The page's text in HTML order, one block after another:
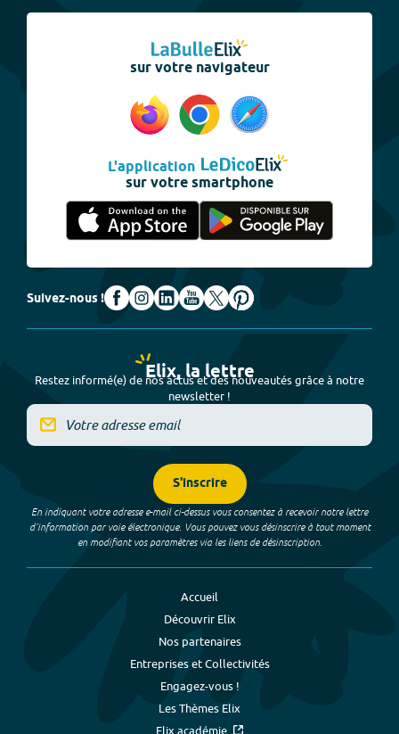
sur votre navigateur
L'application
sur votre smartphone
Suivez-nous !
Elix, la lettre
Restez informé(e) de nos actus et des nouveautés grâce à notre
newsletter !
S'inscrire
En indiquant votre adresse e-mail ci-dessus vous consentez à recevoir notre lettre
d’information par voie électronique. Vous pouvez vous désinscrire à tout moment
en modifiant vos paramètres via les liens de désinscription.
Accueil
Découvrir Elix
Nos partenaires
Entreprises et Collectivités
Engagez-vous !
Les Thèmes Elix
Elix académie